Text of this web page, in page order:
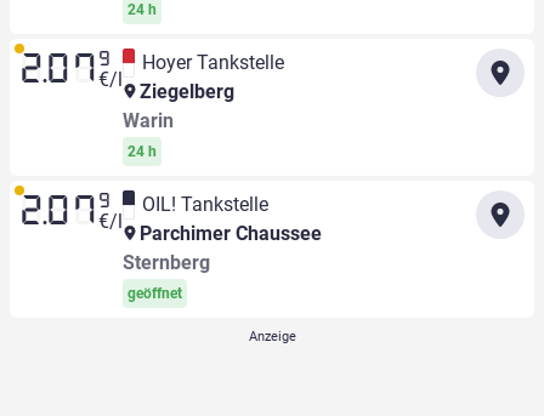
24 h
2.07 9
€/l
Hoyer Tankstelle
Ziegelberg
Warin
24 h
2.07 9
€/l
OIL! Tankstelle
Parchimer Chaussee
Sternberg
geöffnet